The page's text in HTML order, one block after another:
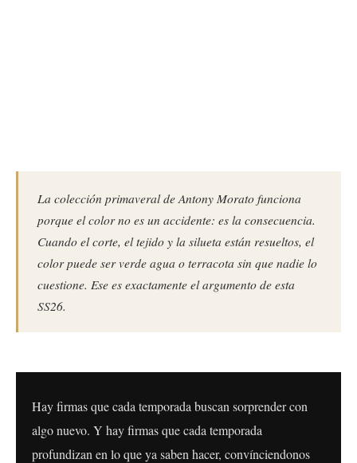
La colección primaveral de Antony Morato funciona
porque el color no es un accidente: es la consecuencia.
Cuando el corte, el tejido y la silueta están resueltos, el
color puede ser verde agua o terracota sin que nadie lo
cuestione. Ese es exactamente el argumento de esta
SS26.
Hay firmas que cada temporada buscan sorprender con
algo nuevo. Y hay firmas que cada temporada
profundizan en lo que ya saben hacer, convínciendonos